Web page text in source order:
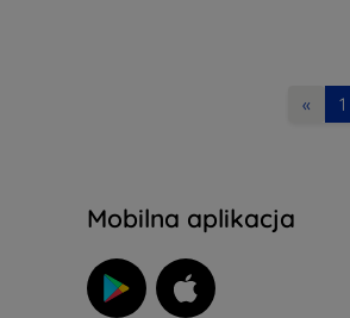
« 1
Mobilna aplikacja